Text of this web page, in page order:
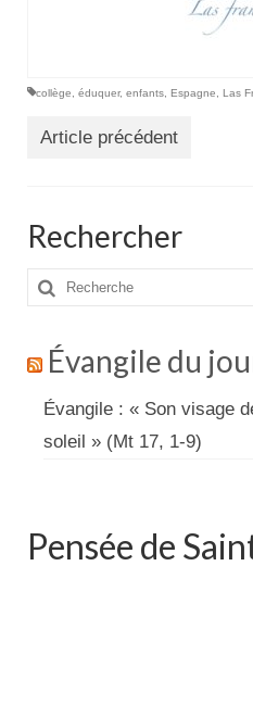
collège éduquer, enfants Espagne Las
Article précédent
Rechercher
Rechercher
:
Évangile du
Évangile : « Son visage
soleil » (Mt 17, 1-9)
Pensée de